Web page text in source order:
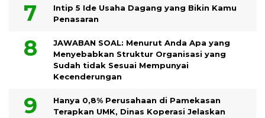
Intip 5 Ide Usaha Dagang yang Bikin Kamu
Penasaran
JAWABAN SOAL: Menurut Anda Apa yang
Menyebabkan Struktur Organisasi yang
Sudah tidak Sesuai Mempunyai
Kecenderungan
Hanya 0,8% Perusahaan di Pamekasan
Terapkan UMK, Dinas Koperasi Jelaskan